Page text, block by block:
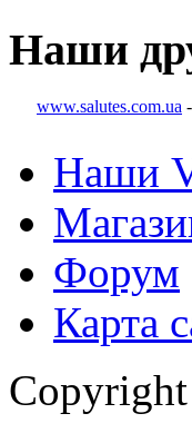
Наши
www.salutes.com.ua
Наши
Форум
Карта